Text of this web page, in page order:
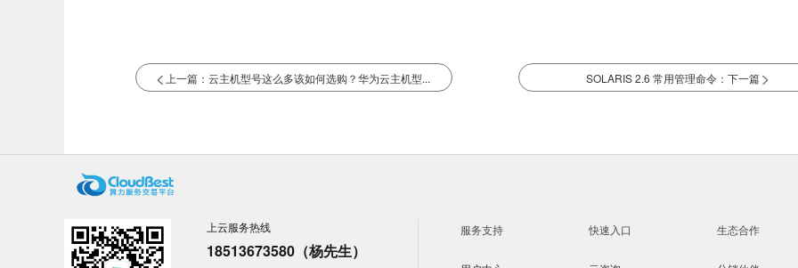
上一篇：云主机型号这么多该如何选购？华为云主机型... SOLARIS 2.6 常用管理命令：下一篇
上云服务热线
18513673580（杨先生）
服务支持 快速入口 生态合作